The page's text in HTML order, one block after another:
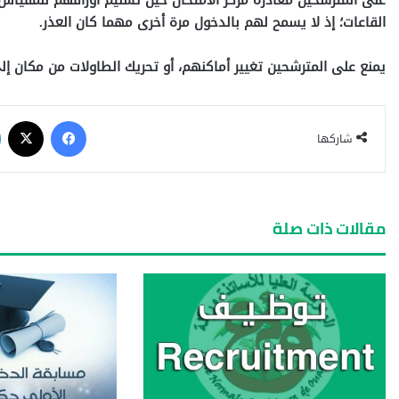
القاعات؛ إذ لا يسمح لهم بالدخول مرة أخرى مهما كان العذر.
يمنع على المترشحين تغيير أماكنهم، أو تحريك الطاولات من مكان
شاركها
مقالات ذات صلة